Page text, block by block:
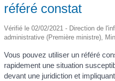
référé constat
Vérifié le 02/02/2021 - Direction de
administrative (Première ministre),
Vous pouvez utiliser un référé
rapidement une situation
devant une juridiction et